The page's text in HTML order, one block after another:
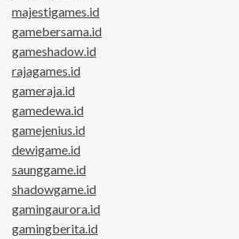
majestigames.id
gamebersama.id
gameshadow.id
rajagames.id
gameraja.id
gamedewa.id
gamejenius.id
dewigame.id
saunggame.id
shadowgame.id
gamingaurora.id
gamingberita.id